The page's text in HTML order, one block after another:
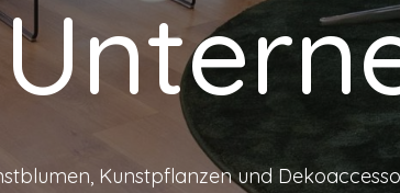
Kunstpflanzen und